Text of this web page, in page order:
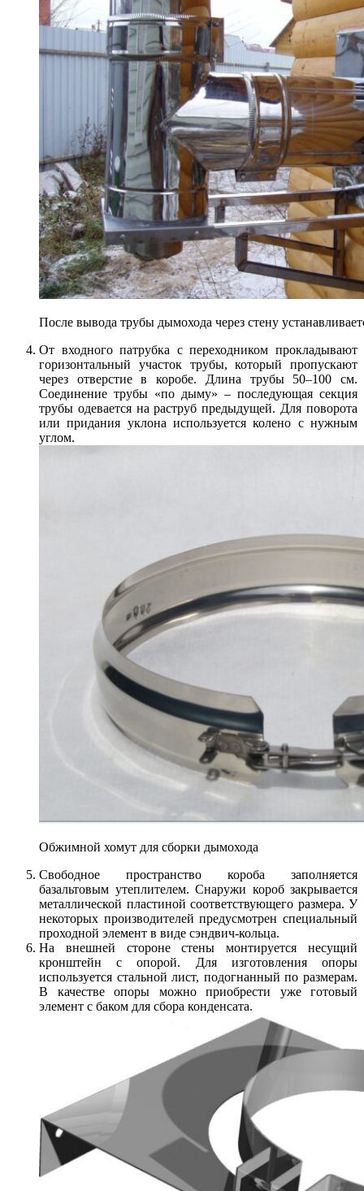
После вывода трубы дымохода через стену
От входного патрубка с переходником прокладывают
горизонтальный участок трубы, который пропускают
через отверстие в коробе. Длина трубы 50–100 см.
Соединение трубы «по дыму» – последующая секция
трубы одевается на раструб предыдущей. Для поворота
или придания уклона используется колено с нужным
углом.
Обжимной хомут для сборки дымохода
Свободное пространство короба заполняется
базальтовым утеплителем. Снаружи короб закрывается
металлической пластиной соответствующего размера. У
некоторых производителей предусмотрен специальный
проходной элемент в виде сэндвич-кольца.
На внешней стороне стены монтируется несущий
кронштейн с опорой. Для изготовления опоры
используется стальной лист, подогнанный по размерам.
В качестве опоры можно приобрести уже готовый
элемент с баком для сбора конденсата.